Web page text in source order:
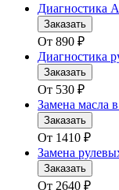
Диагностика
Заказать
От 890 ₽
Диагностика
Заказать
От 530 ₽
Замена масла
Заказать
От 1410 ₽
Замена
Заказать
От 2640 ₽